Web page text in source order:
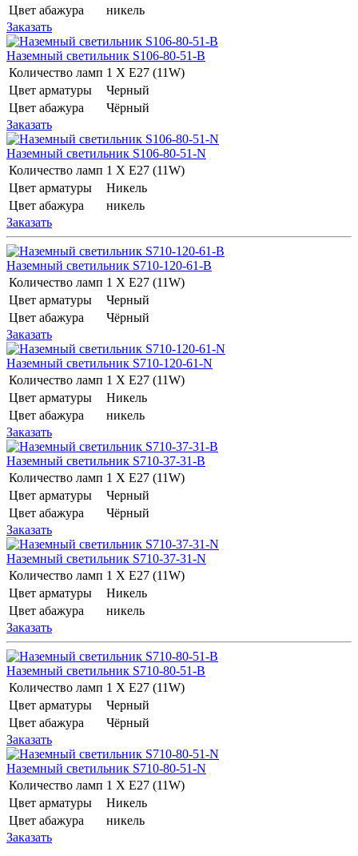
Цвет абажура
никель
Заказать
Наземный светильник S106-80-51-B
Количество ламп 1 Х E27 (11W)
Цвет арматуры
Черный
Цвет абажура
Чёрный
Заказать
Наземный светильник S106-80-51-N
Количество ламп 1 Х E27 (11W)
Цвет арматуры
Никель
Цвет абажура
никель
Заказать
Наземный светильник S710-120-61-B
Количество ламп 1 Х E27 (11W)
Цвет арматуры
Черный
Цвет абажура
Чёрный
Заказать
Наземный светильник S710-120-61-N
Количество ламп 1 Х E27 (11W)
Цвет арматуры
Никель
Цвет абажура
никель
Заказать
Наземный светильник S710-37-31-B
Количество ламп 1 Х E27 (11W)
Цвет арматуры
Черный
Цвет абажура
Чёрный
Заказать
Наземный светильник S710-37-31-N
Количество ламп 1 Х E27 (11W)
Цвет арматуры
Никель
Цвет абажура
никель
Заказать
Наземный светильник S710-80-51-B
Количество ламп 1 Х E27 (11W)
Цвет арматуры
Черный
Цвет абажура
Чёрный
Заказать
Наземный светильник S710-80-51-N
Количество ламп 1 Х E27 (11W)
Цвет арматуры
Никель
Цвет абажура
никель
Заказать